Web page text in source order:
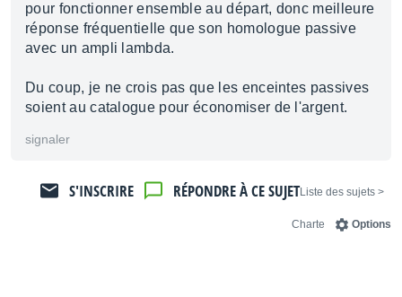
pour fonctionner ensemble au départ, donc meilleure
réponse fréquentielle que son homologue passive
avec un ampli lambda.
Du coup, je ne crois pas que les enceintes passives
soient au catalogue pour économiser de l'argent.
signaler
< Liste des sujets
RÉPONDRE À CE SUJET
S'INSCRIRE
Options
Charte